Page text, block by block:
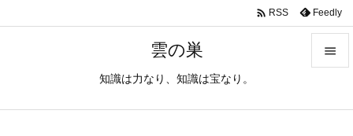
雲の巣
知識は力なり、知識は宝なり。

 RSS Feedly